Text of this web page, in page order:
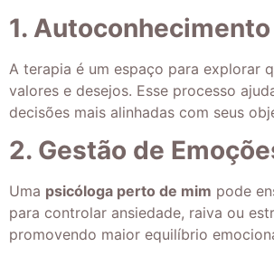
1. Autoconhecimento
A terapia é um espaço para explorar
valores e desejos. Esse processo
decisões mais alinhadas com seus
2. Gestão de
Uma psicóloga perto de mim pode
para controlar ansiedade, raiva ou
promovendo maior equilíbrio